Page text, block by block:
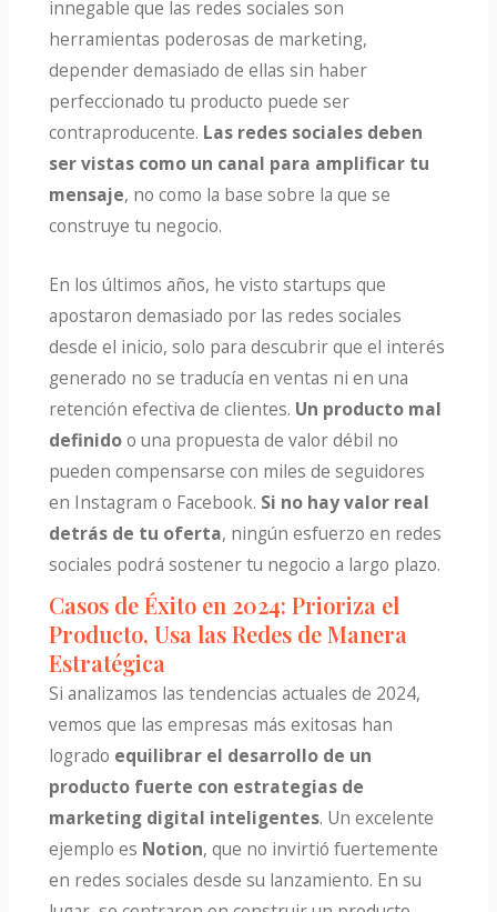
innegable que las redes sociales son
herramientas poderosas de marketing,
depender demasiado de ellas sin haber
perfeccionado tu producto puede ser
contraproducente. Las redes sociales deben
ser vistas como un canal para amplificar tu
mensaje, no como la base sobre la que se
construye tu negocio​​.
En los últimos años, he visto startups que
apostaron demasiado por las redes sociales
desde el inicio, solo para descubrir que el interés
generado no se traducía en ventas ni en una
retención efectiva de clientes. Un producto mal
definidoo una propuesta de valor débil no
pueden compensarse con miles de seguidores
en Instagram o Facebook. Si no hay valor real
detrás de tu oferta, ningún esfuerzo en redes
sociales podrá sostener tu negocio a largo plazo​.
Casos de Éxito en 2024: Prioriza el
Producto, Usa las Redes de Manera
Estratégica
Si analizamos las tendencias actuales de 2024,
vemos que las empresas más exitosas han
logrado equilibrar el desarrollo de un
producto fuerte con estrategias de
marketing digital inteligentes. Un excelente
ejemplo es Notion, que no invirtió fuertemente
en redes sociales desde su lanzamiento. En su